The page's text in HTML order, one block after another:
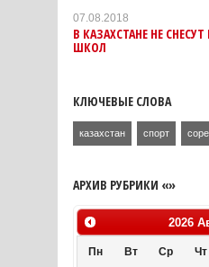
07.08.2018
В КАЗАХСТАНЕ НЕ
ШКОЛ
КЛЮЧЕВЫЕ СЛОВА
казахстан спорт
АРХИВ РУБРИКИ «»
2026
Пн Вт Ср Чт